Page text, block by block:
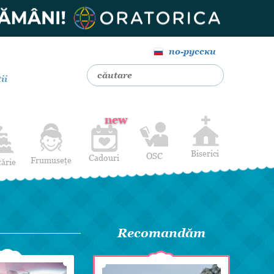
по-русски
Frumusețe Cadouri
new
Pentru bărbați
OSC Biserici
Recomandăm